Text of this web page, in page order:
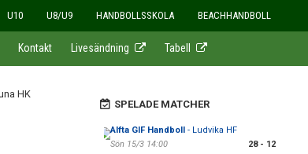
U10 U8/U9 HANDBOLLSSKOLA BEACHHANDBOLL
Kontakt Livesändning Tabell
SPELADE MATCHER
Alfta GIF Handboll- Ludvika HF
Sön 15/3 14:00
28 - 12